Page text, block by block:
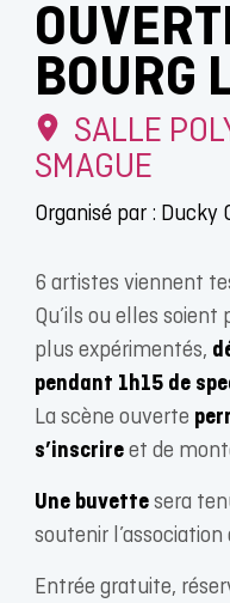
BOURG
SALLE
SMAGUE
Organisé par : Ducky
6 artistes viennent
Qu’ils ou elles
plus expérimentés,
pendant 1h15 de
La scène ouverte
s’inscrireet de
Une buvettesera
soutenir
Entrée gratuite,